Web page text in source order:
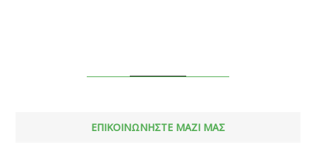
ΕΠΙΚΟΙΝΩΝΗΣΤΕ ΜΑΖΙ ΜΑΣ